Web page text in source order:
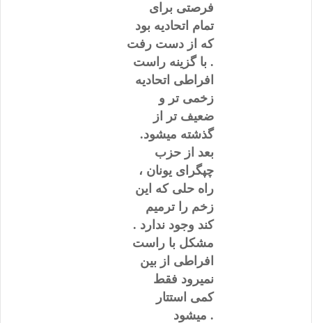
فرصتی برای
تمام اتحادیه بود
که از دست رفت
. با گزینه راست
افراطی اتحادیه
زخمی تر و
ضعیف تر از
گذشته میشود.
بعد از حزب
چپگرای یونان ،
راه حلی که این
زخم را ترمیم
کند وجود ندارد .
مشکل با راست
افراطی از بین
نمیرود فقط
کمی استتار
میشود .